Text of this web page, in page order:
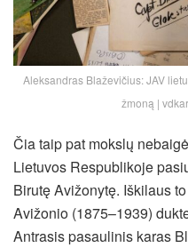
Aleksandras Blaževičius: JAV
žmoną |
Čia taip pat mokslų
Lietuvos Respublikoje
Birutę Avižonytę. Iškilaus
Avižonio (1875–1939)
Antrasis pasaulinis karas